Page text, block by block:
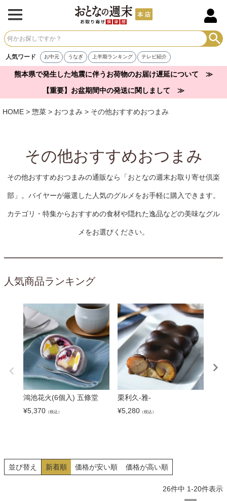
人気ワード お中元 うなぎ 上半期ランキング テレビ紹介
熊本県で発生した地震に伴うお荷物のお届け遅延について ≫
【重要】お盆期間中の発送に関しまして ≫
HOME 惣菜 おつまみ その他おすすめおつまみ
その他おすすめおつまみ
その他おすすめおつまみの通販なら「おとなの週末お取り寄せ倶楽
部」。バイヤーが厳選した人気のグルメをお手軽に購入できます。
カテゴリ・特集からおすすめの食材や隠れた逸品などの美味なグル
メをお選びください。
人気商品ランキング
鴻池花火(6個入) 五條堂
¥5,370 （税込）
栗利久-雅-
¥5,280 （税込）
並び替え 新着順 価格が安い順 価格が高い順
26件中 1-20件表示